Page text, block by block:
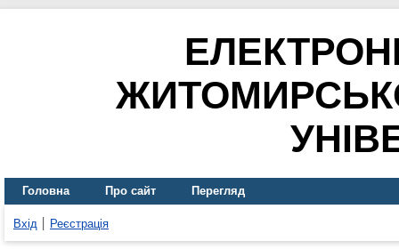
Головна Про сайт Перегляд
Вхід Реєстрація